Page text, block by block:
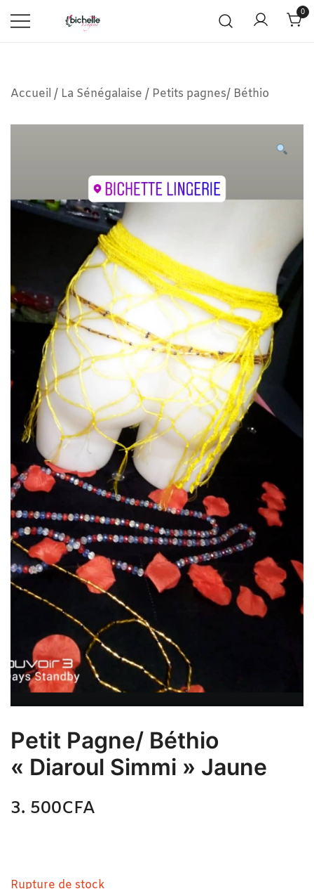
0
Accueil / La Sénégalaise / Petits pagnes/ Béthio
Petit Pagne/ Béthio
« Diaroul Simmi » Jaune
3. 500CFA
Rupture de stock